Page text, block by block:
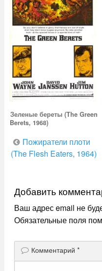
Зеленые береты (The Green
Berets, 1968)
Навигация
по
Пожиратели плоти
(The Flesh Eaters, 1964)
Добавить
Ваш адрес email не
Обязательные поля
Комментарий *